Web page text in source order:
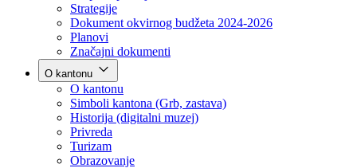
Poslovnik
Program rada Vlade
Ekspoze premijera
Strategije
Dokument okvirnog budžeta 2024-2026
Planovi
Značajni dokumenti
O kantonu
O kantonu
Simboli kantona (Grb, zastava)
Historija (digitalni muzej)